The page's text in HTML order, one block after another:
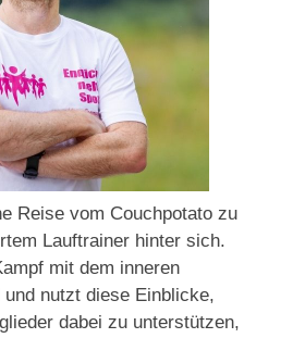
Reise vom Couchpotato zu
Lauftrainer hinter sich.
mit dem inneren
und nutzt diese Einblicke,
dabei zu unterstützen,